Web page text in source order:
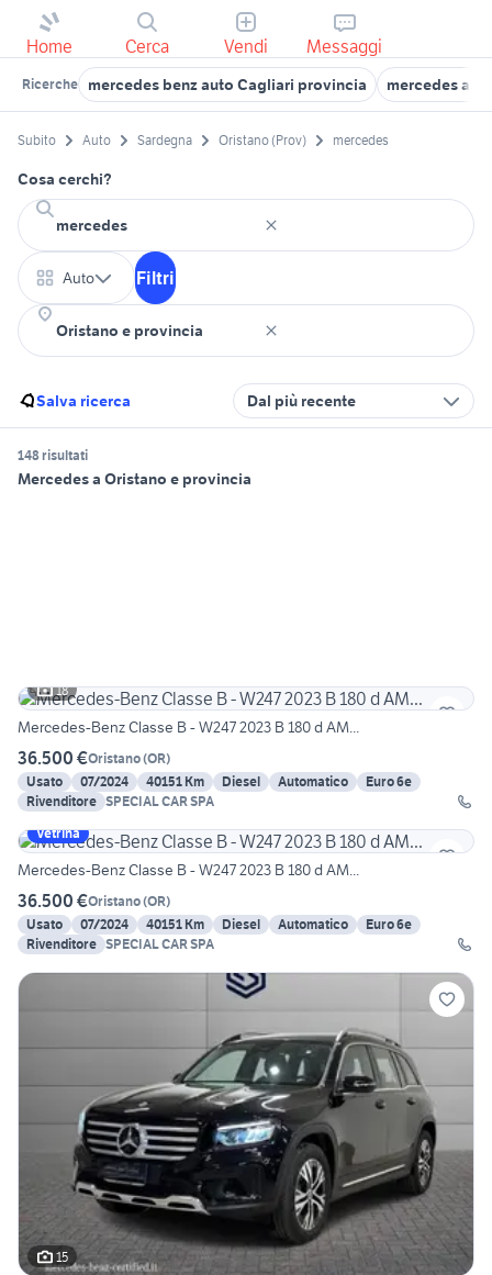
Home Cerca Vendi Messaggi
Ricerche mercedes benz auto Cagliari provincia mercedes
Subito Auto Sardegna Oristano (Prov) mercedes
Cosa cerchi?
Auto Filtri
Salva ricerca Dal più recente
148 risultati
Mercedes a Oristano e provincia
18
Mercedes-Benz Classe B - W247 2023 B 180 d AM...
36.500 €Oristano(OR)
Usato
07/2024 40151 Km Diesel Automatico
Euro 6e
Rivenditore SPECIAL CAR SPA
Vetrina
Mercedes-Benz Classe B - W247 2023 B 180 d AM...
36.500 €Oristano(OR)
Usato
07/2024 40151 Km Diesel Automatico
Euro 6e
Rivenditore SPECIAL CAR SPA
15